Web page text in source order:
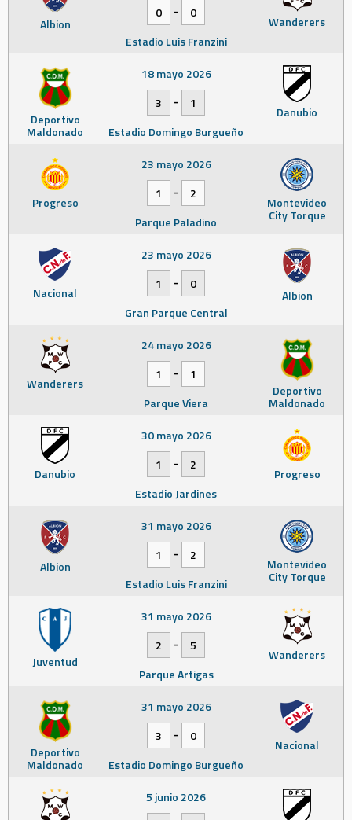
Albion Wanderers
0 -
0
Estadio Luis Franzini
Deportivo
Maldonado
Danubio
18 mayo 2026
3
-
1
Estadio Domingo Burgueño
Progreso Montevideo
City Torque
23 mayo 2026
1
-
2
Parque Paladino
Nacional Albion
23 mayo 2026
1
-
0
Gran Parque Central
Wanderers Deportivo
Maldonado
24 mayo 2026
1
-
1
Parque Viera
Danubio Progreso
30 mayo 2026
1
-
2
Estadio Jardines
Albion Montevideo
City Torque
31 mayo 2026
1
-
2
Estadio Luis Franzini
Juventud Wanderers
31 mayo 2026
2
-
5
Parque Artigas
Deportivo
Maldonado
Nacional
31 mayo 2026
3
-
0
Estadio Domingo Burgueño
5 junio 2026